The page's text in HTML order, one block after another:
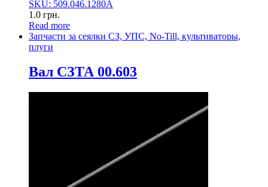
SKU: 509.046.1280А
1.0 грн.
Read more
Запчасти за сеялки СЗ, УПС, No-Till, культиваторы,
плуги
Вал СЗТА 00.603